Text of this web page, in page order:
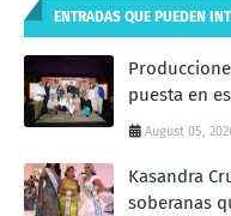
ENTRADAS QUE PUEDEN
puesta en
August 05,
Kasandra
soberanas